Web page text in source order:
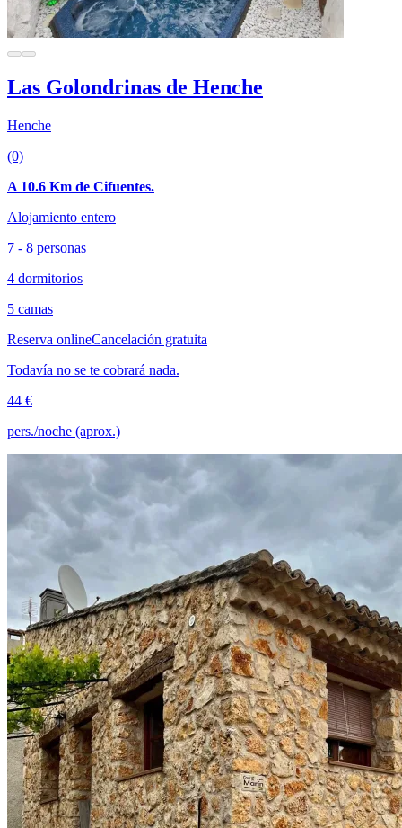
Las Golondrinas de Henche
Henche
(0)
A 10.6 Km de Cifuentes.
Alojamiento entero
7 - 8 personas
4 dormitorios
5 camas
Reserva onlineCancelación gratuita
Todavía no se te cobrará nada.
44 €
pers./noche (aprox.)